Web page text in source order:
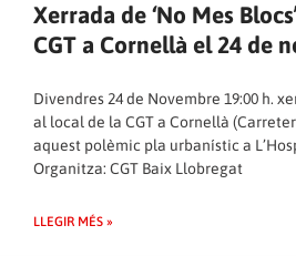
Xerrada de ‘No Mes
CGT a Cornellà el 24 de
Divendres 24 de Novembre 19:00 h.
al local de la CGT a Cornellà
aquest polèmic pla urbanístic a
Organitza: CGT Baix Llobregat
LLEGIR MÉS »